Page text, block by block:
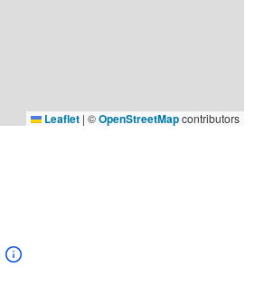
Leaflet | ©OpenStreetMapcontributors